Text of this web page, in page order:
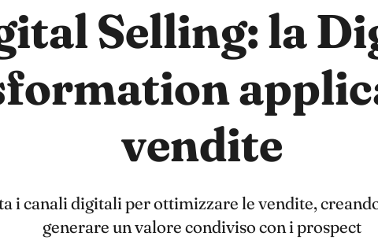
Selling: la
vendite
i canali digitali per ottimizzare le vendite,
generare un valore condiviso con i prospect